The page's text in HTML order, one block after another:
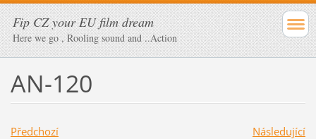
Fip CZ your EU film dream
Here we go , Rooling sound and ..Action
AN-120
Předchozí
Následující